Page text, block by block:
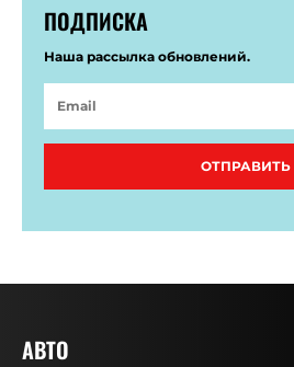
ПОДПИСКА
Наша рассылка обновлений.
ОТПРАВИТЬ
АВТО